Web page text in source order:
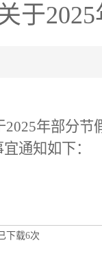
于
年部分节
通知如下：
下载6次